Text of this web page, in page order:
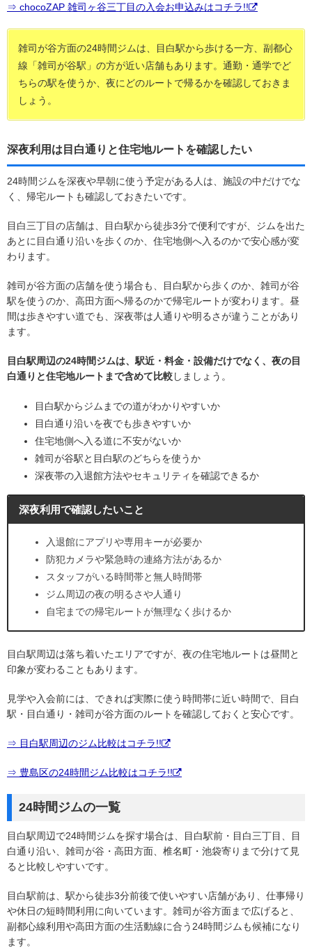
⇒ chocoZAP 雑司ヶ谷三丁目の入会お申込みはコチラ!!
雑司が谷方面の24時間ジムは、目白駅から歩ける一方、副都心
線「雑司が谷駅」の方が近い店舗もあります。通勤・通学でど
ちらの駅を使うか、夜にどのルートで帰るかを確認しておきま
しょう。
深夜利用は目白通りと住宅地ルートを確認したい
24時間ジムを深夜や早朝に使う予定がある人は、施設の中だけでな
く、帰宅ルートも確認しておきたいです。
目白三丁目の店舗は、目白駅から徒歩3分で便利ですが、ジムを出た
あとに目白通り沿いを歩くのか、住宅地側へ入るのかで安心感が変
わります。
雑司が谷方面の店舗を使う場合も、目白駅から歩くのか、雑司が谷
駅を使うのか、高田方面へ帰るのかで帰宅ルートが変わります。昼
間は歩きやすい道でも、深夜帯は人通りや明るさが違うことがあり
ます。
目白駅周辺の24時間ジムは、駅近・料金・設備だけでなく、夜の目
白通りと住宅地ルートまで含めて比較しましょう。
目白駅からジムまでの道がわかりやすいか
目白通り沿いを夜でも歩きやすいか
住宅地側へ入る道に不安がないか
雑司が谷駅と目白駅のどちらを使うか
深夜帯の入退館方法やセキュリティを確認できるか
深夜利用で確認したいこと
入退館にアプリや専用キーが必要か
防犯カメラや緊急時の連絡方法があるか
スタッフがいる時間帯と無人時間帯
ジム周辺の夜の明るさや人通り
自宅までの帰宅ルートが無理なく歩けるか
目白駅周辺は落ち着いたエリアですが、夜の住宅地ルートは昼間と
印象が変わることもあります。
見学や入会前には、できれば実際に使う時間帯に近い時間で、目白
駅・目白通り・雑司が谷方面のルートを確認しておくと安心です。
⇒ 目白駅周辺のジム比較はコチラ!!
⇒ 豊島区の24時間ジム比較はコチラ!!
24時間ジムの一覧
目白駅周辺で24時間ジムを探す場合は、目白駅前・目白三丁目、目
白通り沿い、雑司が谷・高田方面、椎名町・池袋寄りまで分けて見
ると比較しやすいです。
目白駅前は、駅から徒歩3分前後で使いやすい店舗があり、仕事帰り
や休日の短時間利用に向いています。雑司が谷方面まで広げると、
副都心線利用や高田方面の生活動線に合う24時間ジムも候補になり
ます。